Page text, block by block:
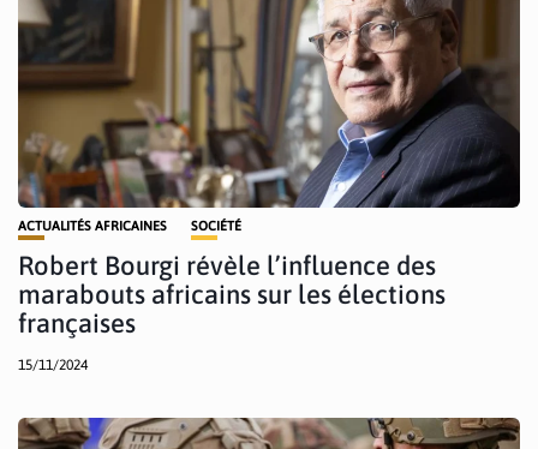
ACTUALITÉS AFRICAINES SOCIÉTÉ
Robert Bourgi révèle l’influence des
marabouts africains sur les élections
françaises
15/11/2024